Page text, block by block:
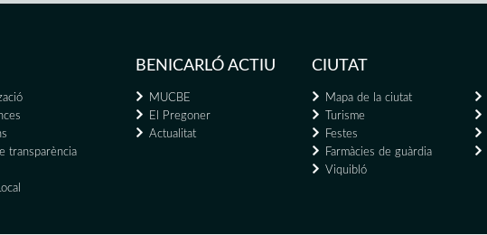
transparència
BENICARLÓ ACTIU
MUCBE
El Pregoner
Actualitat
CIUTAT
Mapa de la ciutat
Turisme
Festes
Farmàcies de guàrdia
Viquibló